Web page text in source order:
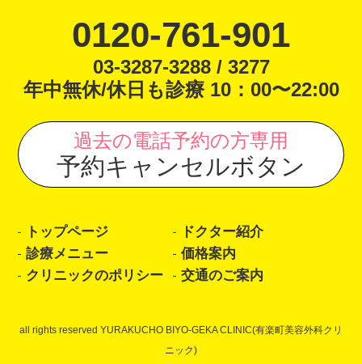
0120-761-901
03-3287-3288 / 3277
年中無休/休日も診療 10：00〜22:00
過去の電話予約の方専用
予約キャンセルボタン
トップページ
ドクター紹介
診療メニュー
価格案内
クリニックのポリシー
交通のご案内
all rights reserved YURAKUCHO BIYO-GEKA CLINIC(有楽町美容外科クリ
ニック)